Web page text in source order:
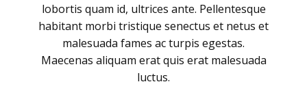
lobortis quam id, ultrices ante. Pellentesque
habitant morbi tristique senectus et netus et
malesuada fames ac turpis egestas.
Maecenas aliquam erat quis erat malesuada
luctus.